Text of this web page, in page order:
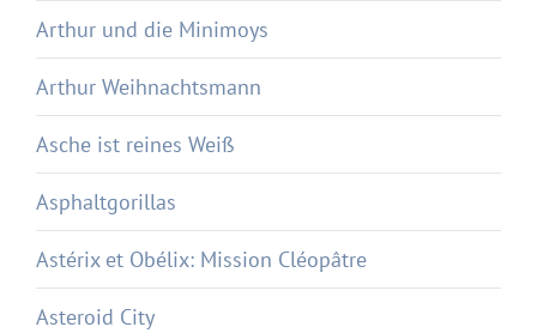
Arthur und die Minimoys
Arthur Weihnachtsmann
Asche ist reines Weiß
Asphaltgorillas
Astérix et Obélix: Mission Cléopâtre
Asteroid City